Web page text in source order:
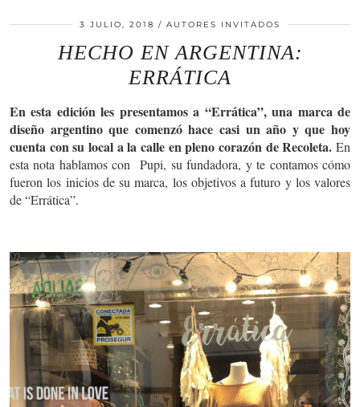
3 JULIO, 2018 AUTORES INVITADOS
HECHO EN ARGENTINA:
ERRÁTICA
En esta edición les presentamos a “Errática”, una marca de
diseño argentino que comenzó hace casi un año y que hoy
cuenta con su local a la calle en pleno corazón de Recoleta. En
esta nota hablamos con Pupi, su fundadora, y te contamos cómo
fueron los inicios de su marca, los objetivos a futuro y los valores
de “Errática”.